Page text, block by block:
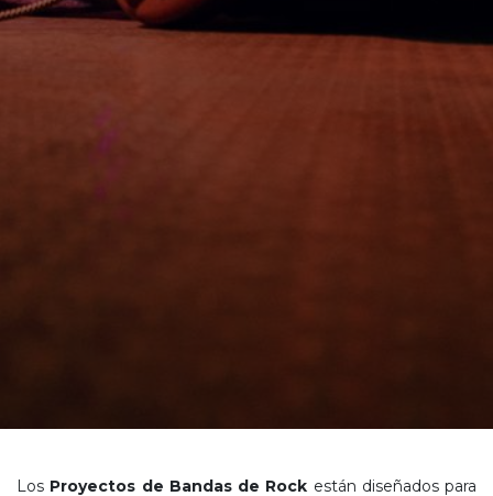
Los Proyectos de Bandas de Rock están diseñados para